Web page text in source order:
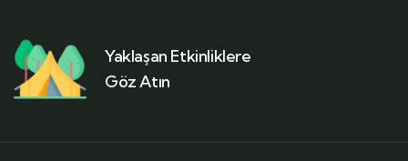
Yaklaşan Etkinliklere
Göz Atın